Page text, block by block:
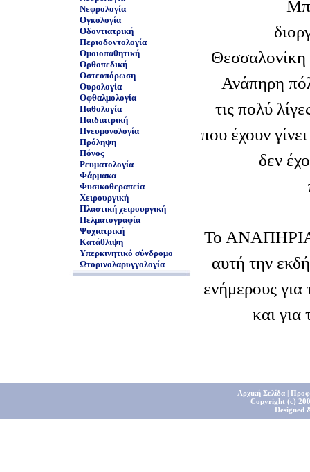
Νεφρολογία
Ογκολογία
Οδοντιατρική
Περιοδοντολογία
Ομοιοπαθητική
Ορθοπεδική
Οστεοπόρωση
Ουρολογία
Οφθαλμολογία
Παθολογία
Παιδιατρική
Πνευμονολογία
Πρόληψη
Πόνος
Ρευματολογία
Φάρμακα
Φυσικοθεραπεία
Χειρουργική
Πλαστική χειρουργική
Πελματογραφία
Ψυχιατρική
Κατάθλιψη
Υπερκινητικό σύνδρομο
Ωτορινολαρυγγολογία
Ανάπηρη
τις πολύ
που έχουν
δεν
Το ΑΝΑΠΗΡΙΑ
αυτή την
ενήμερους
και για
Αρχική Σελίδα|
Copyright (c)
Designed